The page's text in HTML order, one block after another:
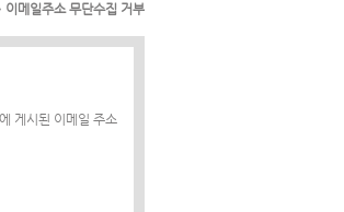
이메일주소 무단수집 거부
게시된 이메일 주소